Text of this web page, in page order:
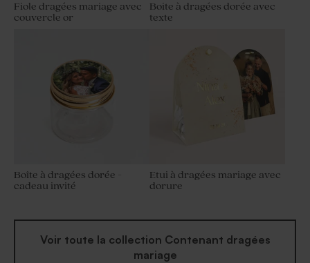
amande 1 kg (± 300 ex)
Fiole dragées mariage avec
couvercle or
Boite à dragées dorée avec
texte
Boîte à dragées dorée -
cadeau invité
Etui à dragées mariage avec
dorure
Voir toute la collection Contenant dragées
mariage